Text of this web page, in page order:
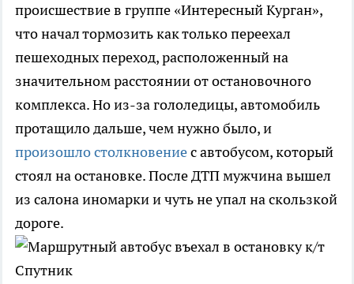
происшествие в группе «Интересный Курган»,
что начал тормозить как только переехал
пешеходных переход, расположенный на
значительном расстоянии от остановочного
комплекса. Но из-за гололедицы, автомобиль
протащило дальше, чем нужно было, и
произошло столкновениес автобусом, который
стоял на остановке. После ДТП мужчина вышел
из салона иномарки и чуть не упал на скользкой
дороге.